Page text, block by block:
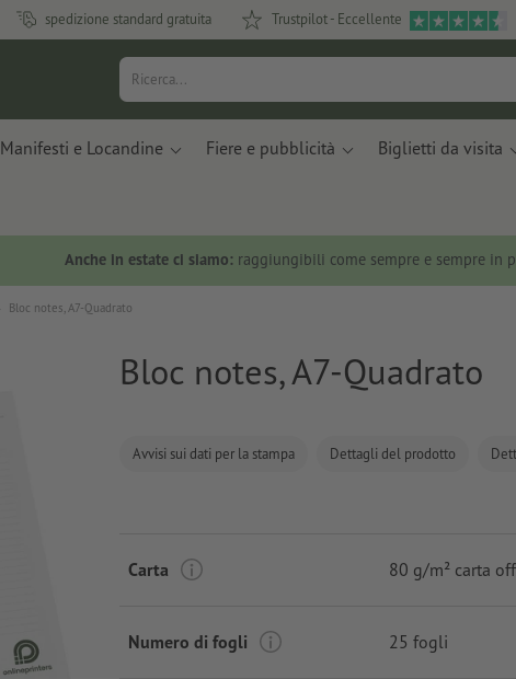
spedizione standard gratuita Trustpilot - Eccellente
Manifesti e Locandine Fiere e pubblicità Biglietti da visita
Anche in estate ci siamo: raggiungibili come sempre e sempre in
Bloc notes, A7-Quadrato
Bloc notes, A7-Quadrato
Avvisi sui dati per la stampa Dettagli del prodotto
Carta 80 g/m² carta
Numero di fogli 25 fogli